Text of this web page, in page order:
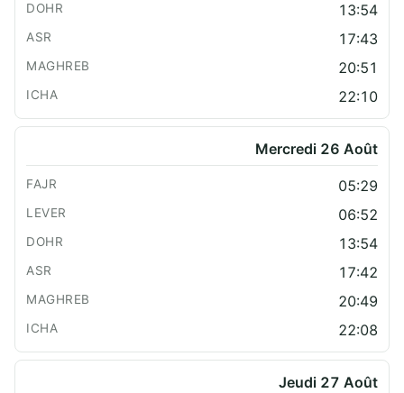
13:54
17:43
20:51
22:10
Mercredi 26 Août
05:29
06:52
13:54
17:42
20:49
22:08
Jeudi 27 Août